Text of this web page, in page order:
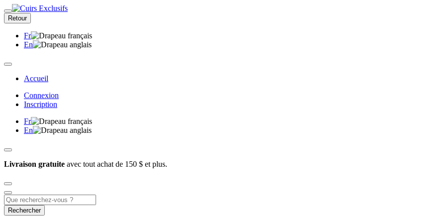
Retour
Fr
En
Accueil
Connexion
Inscription
Fr
En
Livraison gratuite avec tout achat de 150 $ et plus.
Rechercher